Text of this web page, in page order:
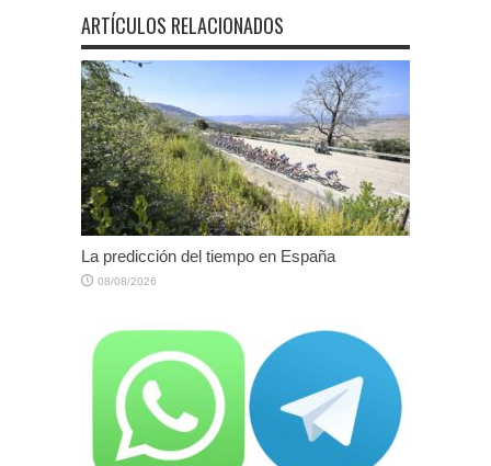
ARTÍCULOS RELACIONADOS
La predicción del tiempo en España
08/08/2026